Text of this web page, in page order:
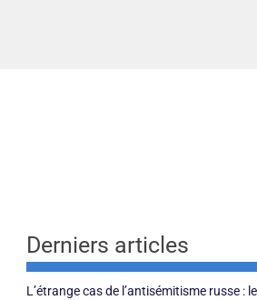
Derniers articles
L’étrange cas de l’antisémitisme russe :